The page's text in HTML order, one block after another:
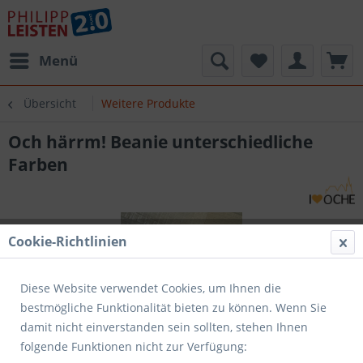
Menü
Übersicht Weitere Produkte
Och härrm! Beanie unterschiedliche
Farben
Cookie-Richtlinien
Diese Website verwendet Cookies, um Ihnen die
bestmögliche Funktionalität bieten zu können. Wenn Sie
damit nicht einverstanden sein sollten, stehen Ihnen
folgende Funktionen nicht zur Verfügung: